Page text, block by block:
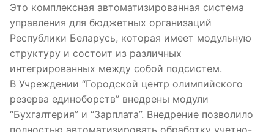
Это комплексная автоматизированная система
управления для бюджетных организаций
Республики Беларусь, которая имеет модульную
структуру и состоит из различных
интегрированных между собой подсистем.
В Учреждении “Городской центр олимпийского
резерва единоборств” внедрены модули
“Бухгалтерия” и “Зарплата”. Внедрение позволило
полностью автоматизировать обработку учетно-